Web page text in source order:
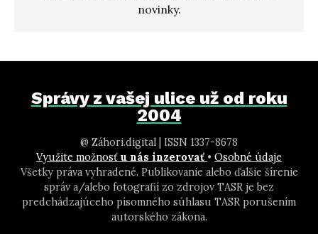
novinky.
Správy z vašej ulice už od roku
2004
@ Záhori.digital | ISSN 1337-8678
Využite možnosť u nás inzerovať • Osobné údaje
Všetky práva vyhradené. Publikovanie alebo ďalšie šírenie
správ a/alebo fotografií zo zdrojov TASR je bez
predchádzajúceho písomného súhlasu TASR porušením
autorského zákona.